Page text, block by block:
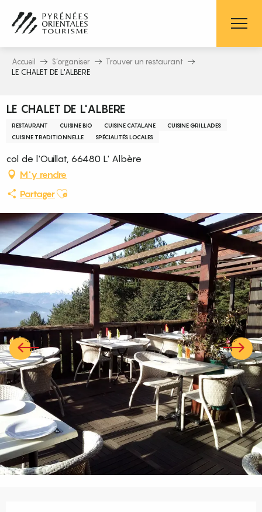
contenu
principal
Accueil S’organiser
Trouver un restaurant
LE CHALET DE L'ALBERE
LE CHALET DE L'ALBERE
RESTAURANT CUISINE BIO CUISINE CATALANE
CUISINE GRILLADES
CUISINE TRADITIONNELLE
SPÉCIALITÉS LOCALES
col de l'Ouillat, 66480 L' Albère
M'y rendre
PartagerAjouter aux favoris